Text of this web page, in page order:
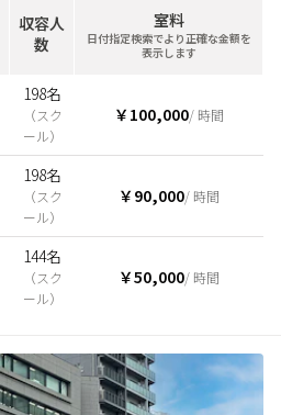
収容人
数
室料
日付指定検索でより正確な金額を
表示します
198名
（スク
ール）
￥100,000/ 時間
198名
（スク
ール）
￥90,000/ 時間
144名
（スク
ール）
￥50,000/ 時間